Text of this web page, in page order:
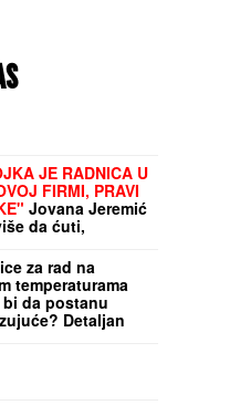
JE RADNICA U
FIRMI, PRAVI
Jovana Jeremić
da ćuti,
i veridbi:
mu titulu
dečka JJ"
za rad na
temperaturama
da postanu
Detaljan